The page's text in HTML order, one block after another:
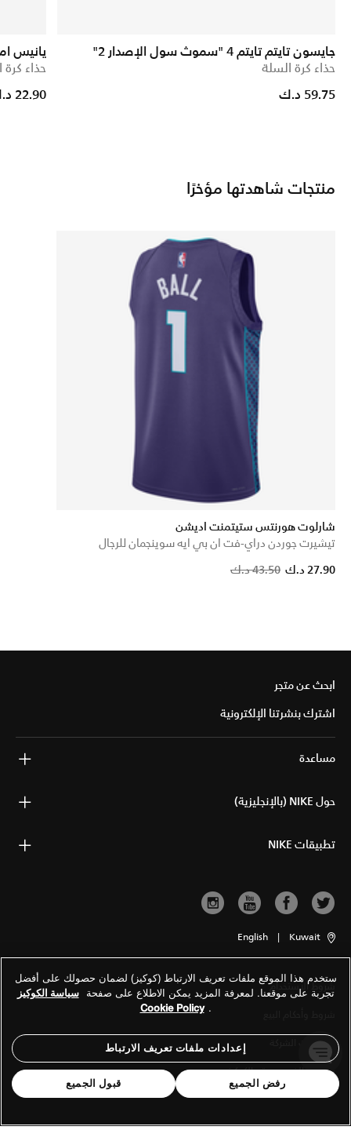
جايسون تايتم تايتم 4 "سموث سول الإصدار 2"
حذاء كرة السلة
59.75 د.ك
يانيس
حذاء
Price reduced from22.90 د.ك
منتجات شاهدتها مؤخرًا
شارلوت هورنتس ستيتمنت اديشن
تيشيرت جوردن دراي-فت ان بي ايه سوينجمان للرجال
Price reduced from
43.50 د.ك
to 27.90 د.ك
ابحث عن متجر
اشترك بنشرتنا الإلكترونية
مساعدة
حول NIKE (بالإنجليزية)
تطبيقات NIKE
Kuwait
|
English
شروط الاستخدام
معلومات الشركة
سياسة الخصوصية والكوكيز
ستخدم هذا الموقع ملفات تعريف الارتباط (كوكيز) لضمان حصولك على أفضل
تجربة على موقعنا. لمعرفة المزيد يمكن الاطلاع على صفحة سياسة الكوكيز
.
Cookie Policy
إعدادات ملفات تعريف الارتباط
رفض الجميع قبول الجميع